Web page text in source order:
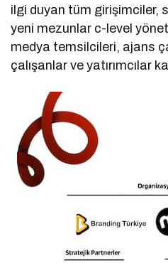
ilgi duyan tüm girişimciler,
yeni mezunlar c-level
medya temsilcileri, ajans
çalışanlar ve yatırımcılar